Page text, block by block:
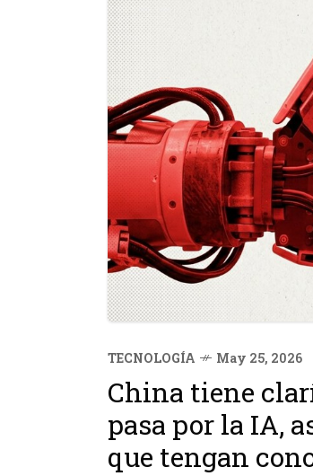
TECNOLOGÍA May 25, 2026
China tiene
pasa por la IA,
que tengan